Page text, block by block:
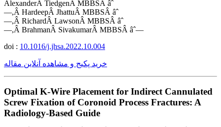
AlexanderÂ TiedgenÂ MBBSÂ âˆ
—,Â HardeepÂ JhattuÂ MBBSÂ âˆ
—,Â RichardÂ LawsonÂ MBBSÂ âˆ
—,Â BrahmanÂ SivakumarÂ MBBSÂ âˆ—
doi : 10.1016/j.jhsa.2022.10.004
خرید پکیج و مشاهده آنلاین مقاله
Optimal K-Wire Placement for Indirect Cannulated
Screw Fixation of Coronoid Process Fractures: A
Radiology-Based Guide